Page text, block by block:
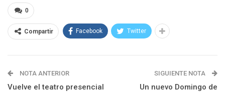
0
Compartir Facebook Twitter
NOTA ANTERIOR
Vuelve el teatro presencial
SIGUIENTE NOTA
Un nuevo Domingo de